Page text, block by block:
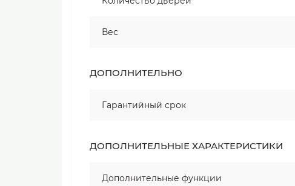
Вес
ДОПОЛНИТЕЛЬНО
Гарантийный срок
ДОПОЛНИТЕЛЬНЫЕ ХАРАКТЕРИСТИКИ
Дополнительные функции